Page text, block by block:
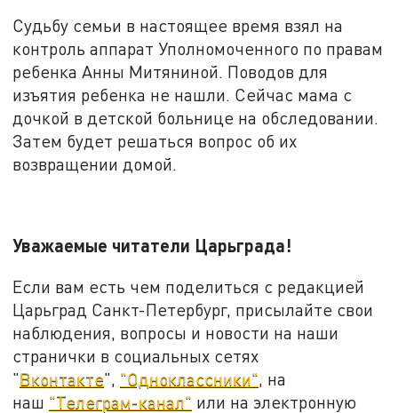
Судьбу семьи в настоящее время взял на
контроль аппарат Уполномоченного по правам
ребенка Анны Митяниной. Поводов для
изъятия ребенка не нашли. Сейчас мама с
дочкой в детской больнице на обследовании.
Затем будет решаться вопрос об их
возвращении домой.
Уважаемые читатели Царьграда!
Если вам есть чем поделиться с редакцией
Царьград Санкт-Петербург, присылайте свои
наблюдения, вопросы и новости на наши
странички в социальных сетях
"Вконтакте", "Одноклассники", на
наш "Телеграм-канал" или на электронную